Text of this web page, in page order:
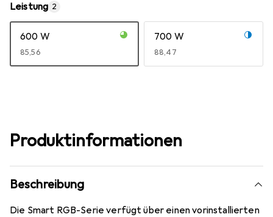
Leistung 2
600 W
EUR
85,56
700 W
EUR
88,47
Produktinformationen
Beschreibung
Die Smart RGB-Serie verfügt über einen vorinstallierten